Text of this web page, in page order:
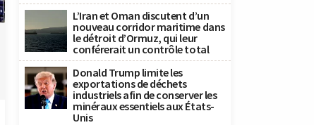
L’Iran et Oman discutent d’un
nouveau corridor maritime dans
le détroit d’Ormuz, qui leur
conférerait un contrôle total
Donald Trump limite les
exportations de déchets
industriels afin de conserver les
minéraux essentiels aux États-
Unis